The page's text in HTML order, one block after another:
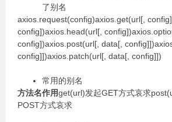
了别名
axios.request(config)axios.get(url[,
config])axios.head(url[,
config])axios.post(url[, data[,
config]])axios.patch(url[, data[, config]])
常用的别名
方法名作用get(url)发起GET方式哀求
POST方式哀求